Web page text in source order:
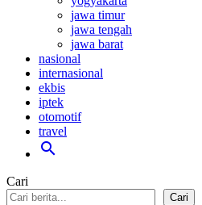
jawa timur
jawa tengah
jawa barat
nasional
internasional
ekbis
iptek
otomotif
travel
search
Cari
Cari